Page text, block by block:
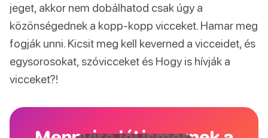
jeget, akkor nem dobálhatod csak úgy a
közönségednek a kopp-kopp vicceket. Hamar meg
fogják unni. Kicsit meg kell keverned a vicceidet, és
egysorosokat, szóvicceket és Hogy is hívják a
vicceket?!